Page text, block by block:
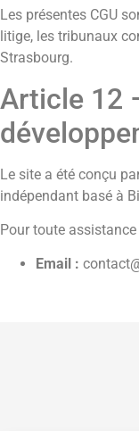
Les présentes CGU
litige, les tribunaux
Strasbourg.
Article 12
Le site a été conçu
indépendant basé à
Pour toute
Email :